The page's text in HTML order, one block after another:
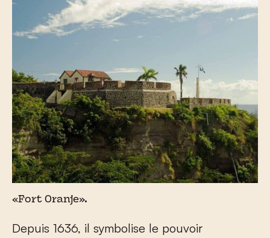
«Fort Oranje».
Depuis 1636, il symbolise le pouvoir